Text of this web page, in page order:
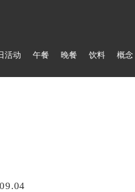
活动 午餐 晚餐 饮料 概念